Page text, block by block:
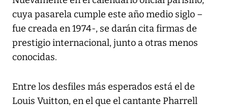
cuya pasarela cumple este año medio siglo –
fue creada en 1974-, se darán cita firmas de
prestigio internacional, junto a otras menos
conocidas.
Entre los desfiles más esperados está el de
Louis Vuitton, en el que el cantante Pharrell